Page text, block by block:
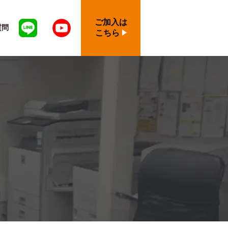
ご加入は
こちら